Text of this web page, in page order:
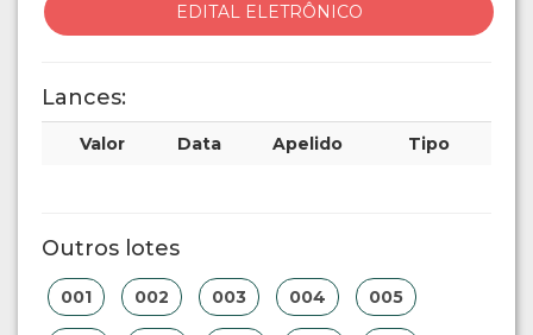
EDITAL ELETRÔNICO
Lances:
Valor Data Apelido Tipo
Outros lotes
001 002 003 004 005